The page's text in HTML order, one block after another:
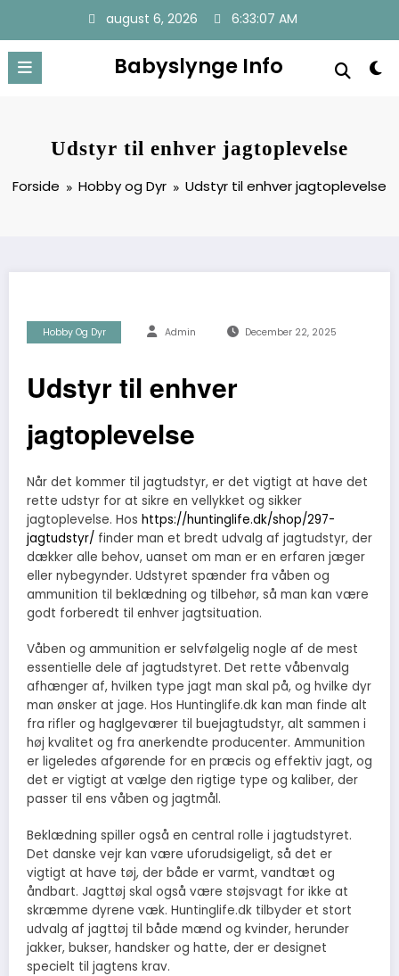
indhold
august 6, 2026 6:33:08 AM
Babyslynge Info
Udstyr til enhver jagtoplevelse
Forside Hobby og Dyr Udstyr til enhver jagtoplevelse
Hobby Og Dyr Admin December 22, 2025
Udstyr til enhver
jagtoplevelse
Når det kommer til jagtudstyr, er det vigtigt at have det
rette udstyr for at sikre en vellykket og sikker
jagtoplevelse. Hos https://huntinglife.dk/shop/297-
jagtudstyr/ finder man et bredt udvalg af jagtudstyr, der
dækker alle behov, uanset om man er en erfaren jæger
eller nybegynder. Udstyret spænder fra våben og
ammunition til beklædning og tilbehør, så man kan være
godt forberedt til enhver jagtsituation.
Våben og ammunition er selvfølgelig nogle af de mest
essentielle dele af jagtudstyret. Det rette våbenvalg
afhænger af, hvilken type jagt man skal på, og hvilke dyr
man ønsker at jage. Hos Huntinglife.dk kan man finde alt
fra rifler og haglgeværer til buejagtudstyr, alt sammen i
høj kvalitet og fra anerkendte producenter. Ammunition
er ligeledes afgørende for en præcis og effektiv jagt, og
det er vigtigt at vælge den rigtige type og kaliber, der
passer til ens våben og jagtmål.
Beklædning spiller også en central rolle i jagtudstyret.
Det danske vejr kan være uforudsigeligt, så det er
vigtigt at have tøj, der både er varmt, vandtæt og
åndbart. Jagttøj skal også være støjsvagt for ikke at
skræmme dyrene væk. Huntinglife.dk tilbyder et stort
udvalg af jagttøj til både mænd og kvinder, herunder
jakker, bukser, handsker og hatte, der er designet
specielt til jagtens krav.